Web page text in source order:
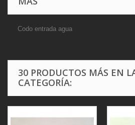
Codo entrada agua
30 PRODUCTOS MÁS EN
CATEGORÍA: